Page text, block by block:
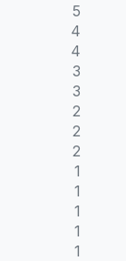
5
4
4
3
3
2
2
2
1
1
1
1
1